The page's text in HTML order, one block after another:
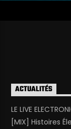
ACTUALITÉS
LE LIVE
[MIX] Histoires